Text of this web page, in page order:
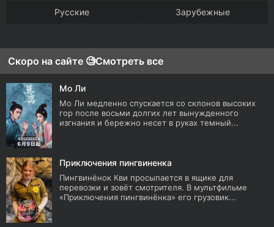
Русские Зарубежные
Скоро на сайте 🧐Смотреть все
Мо Ли
Мо Ли медленно спускается со склонов высоких
гор после восьми долгих лет вынужденного
изгнания и бережно несет в руках темный...
Приключения пингвиненка
Пингвинёнок Кви просыпается в ящике для
перевозки и зовёт смотрителя. В мультфильме
«Приключения пингвинёнка» его грузовик...